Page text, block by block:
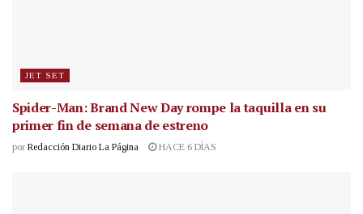
JET SET
Spider-Man: Brand New Day rompe la taquilla en su
primer fin de semana de estreno
por Redacción Diario La Página HACE 6 DÍAS